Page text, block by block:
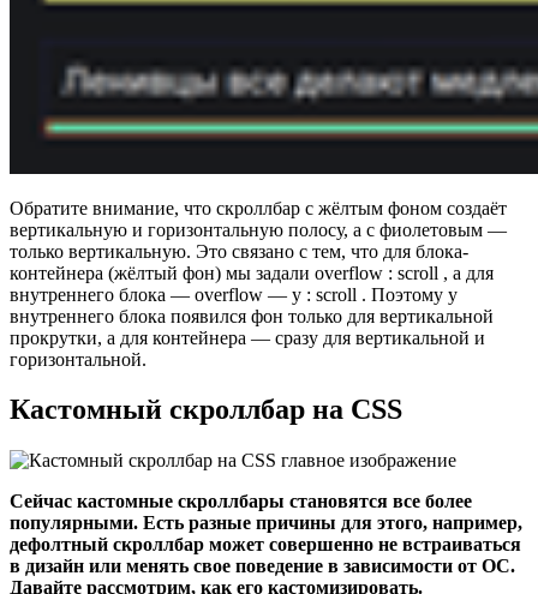
Обратите внимание, что скроллбар с жёлтым фоном создаёт
вертикальную и горизонтальную полосу, а с фиолетовым —
только вертикальную. Это связано с тем, что для блока-
контейнера (жёлтый фон) мы задали overflow : scroll , а для
внутреннего блока — overflow — y : scroll . Поэтому у
внутреннего блока появился фон только для вертикальной
прокрутки, а для контейнера — сразу для вертикальной и
горизонтальной.
Кастомный скроллбар на CSS
Сейчас кастомные скроллбары становятся все более
популярными. Есть разные причины для этого, например,
дефолтный скроллбар может совершенно не встраиваться
в дизайн или менять свое поведение в зависимости от ОС.
Давайте рассмотрим, как его кастомизировать.